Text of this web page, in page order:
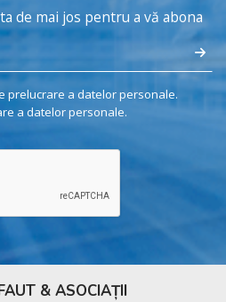
de mai jos pentru a vă abona
prelucrare a datelor personale.
a datelor personale.
& ASOCIAȚII